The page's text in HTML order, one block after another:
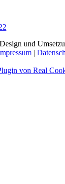
und
|
von Real